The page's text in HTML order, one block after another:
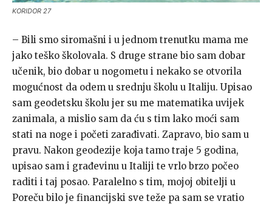
KORIDOR 27
– Bili smo siromašni i u jednom trenutku mama me
jako teško školovala. S druge strane bio sam dobar
učenik, bio dobar u nogometu i nekako se otvorila
mogućnost da odem u srednju školu u Italiju. Upisao
sam geodetsku školu jer su me matematika uvijek
zanimala, a mislio sam da ću s tim lako moći sam
stati na noge i početi zarađivati. Zapravo, bio sam u
pravu. Nakon geodezije koja tamo traje 5 godina,
upisao sam i građevinu u Italiji te vrlo brzo počeo
raditi i taj posao. Paralelno s tim, mojoj obitelji u
Poreču bilo je financijski sve teže pa sam se vratio